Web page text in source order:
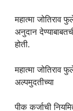
महात्मा जोतिराव
अनुदान
होती.
महात्मा जोतिराव
अल्पमुदतीच्या
पीक कर्जाची